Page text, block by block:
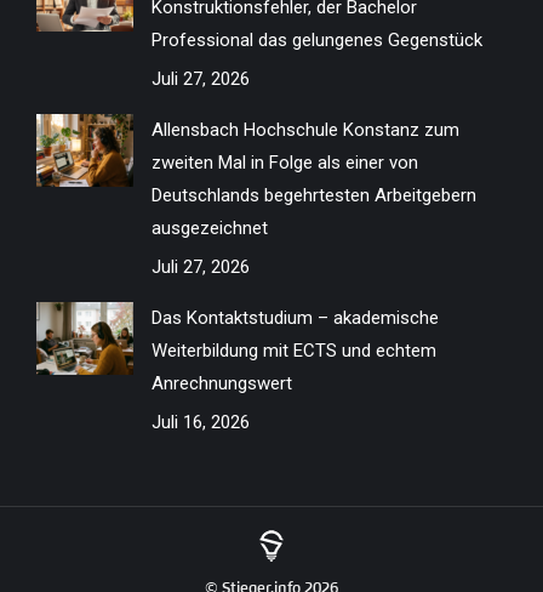
windowwindowwindowwindowwindowwindowwindowwindow
Konstruktionsfehler, der Bachelor
Professional das gelungenes Gegenstück
Juli 27, 2026
Allensbach Hochschule Konstanz zum
zweiten Mal in Folge als einer von
Deutschlands begehrtesten Arbeitgebern
ausgezeichnet
Juli 27, 2026
Das Kontaktstudium – akademische
Weiterbildung mit ECTS und echtem
Anrechnungswert
Juli 16, 2026
© Stieger.info 2026